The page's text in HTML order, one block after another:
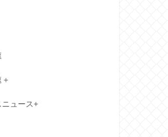
ニュース+